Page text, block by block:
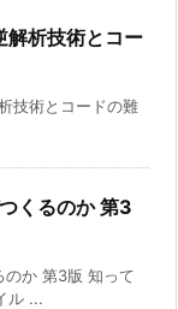
解析技術とコー
技術とコードの難
くるのか 第3
のか 第3版 知って
ル ...